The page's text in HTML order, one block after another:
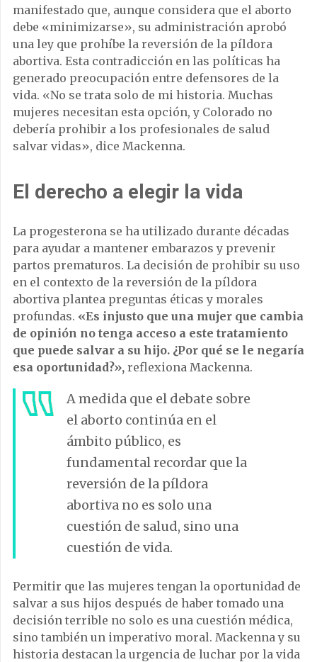
manifestado que, aunque considera que el aborto
debe «minimizarse», su administración aprobó
una ley que prohíbe la reversión de la píldora
abortiva. Esta contradicción en las políticas ha
generado preocupación entre defensores de la
vida. «No se trata solo de mi historia. Muchas
mujeres necesitan esta opción, y Colorado no
debería prohibir a los profesionales de salud
salvar vidas», dice Mackenna.
El derecho a elegir la vida
La progesterona se ha utilizado durante décadas
para ayudar a mantener embarazos y prevenir
partos prematuros. La decisión de prohibir su uso
en el contexto de la reversión de la píldora
abortiva plantea preguntas éticas y morales
profundas. «Es injusto que una mujer que cambia
de opinión no tenga acceso a este tratamiento
que puede salvar a su hijo. ¿Por qué se le negaría
esa oportunidad?», reflexiona Mackenna.
A medida que el debate sobre
el aborto continúa en el
ámbito público, es
fundamental recordar que la
reversión de la píldora
abortiva no es solo una
cuestión de salud, sino una
cuestión de vida.
Permitir que las mujeres tengan la oportunidad de
salvar a sus hijos después de haber tomado una
decisión terrible no solo es una cuestión médica,
sino también un imperativo moral. Mackenna y su
historia destacan la urgencia de luchar por la vida